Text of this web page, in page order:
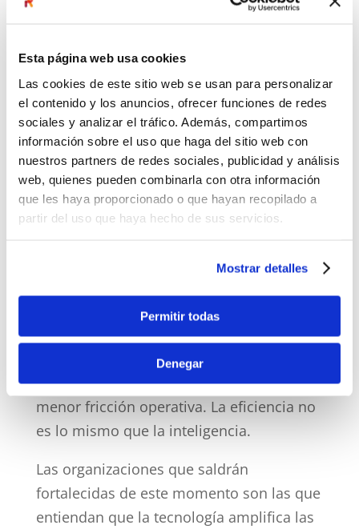
Esta página web usa cookies
Las cookies de este sitio web se usan para personalizar
el contenido y los anuncios, ofrecer funciones de redes
sociales y analizar el tráfico. Además, compartimos
información sobre el uso que haga del sitio web con
nuestros partners de redes sociales, publicidad y análisis
web, quienes pueden combinarla con otra información
que les haya proporcionado o que hayan recopilado a
partir del uso que haya hecho de sus servicios.
Mostrar detalles
Permitir todas
Denegar
Lo que la tecnología no
puede decidir por ti
Hay una frase que escuchamos
frecuentemente en las organizaciones:“La
IA va a cambiar todo.”Puede ser cierta,
pero también incompleta.
La IA va a cambiar todo lo que dejemos
Si los sistemas de selección siguen
entrenados en los sesgos del pasado,
seguiremos construyendo equipos del
pasado —solo que con más velocidad y
menor fricción operativa. La eficiencia no
es lo mismo que la inteligencia.
Las organizaciones que saldrán
fortalecidas de este momento son las que
entiendan que la tecnología amplifica las